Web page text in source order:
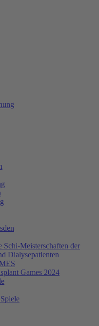
Schi-Meisterschaften der
Dialysepatienten
Games 2024